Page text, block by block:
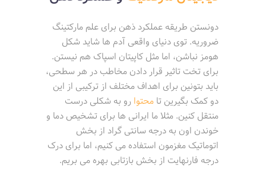
دونستن طریقه عملکرد ذهن برای علم مارکتینگ
ضروریه. توی دنیای واقعی آدم ها شاید شکل
هومز نباشن، اما مثل کاپیتان اسپاک هم نیستن.
برای تخت تاثیر قرار دادن مخاطب در هر سطحی،
باید بتونین برای اهداف مختلف از ترکیبی از این
دو کمک بگیرین تا محتوا رو به شکلی درست
منتقل کنین. مثلا ما ایرانی ها برای تشخیص دما و
خوندن اون به درجه سانتی گراد از بخش
اتوماتیک مغزمون استفاده می کنیم، اما برای درک
درجه فارنهایت از بخش بازتابی بهره می بریم.